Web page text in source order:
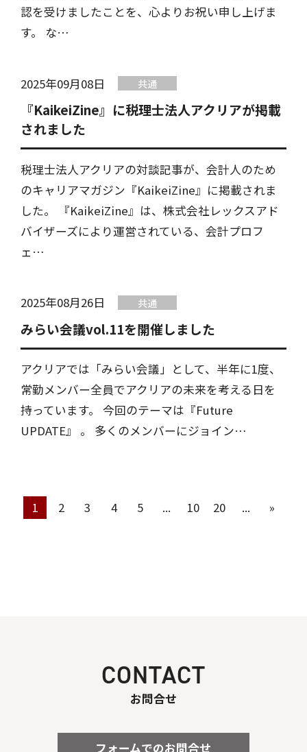
認を受けましたことを、心よりお祝い申し上げま
す。 な…
2025年09月08日 共通
『KaikeiZine』に税理士法人アクリアが掲載
されました
税理士法人アクリアの対談記事が、会計人のため
のキャリアマガジン『KaikeiZine』に掲載されま
した。 『KaikeiZine』は、株式会社レックスアド
バイザーズにより運営されている、会計プロフ
ェ…
2025年08月26日 共通
みらい会議vol.11を開催しました
アクリアでは「みらい会議」として、半年に1度、
常勤メンバー全員でアクリアの未来を考える日を
持っています。 今回のテーマは『Future
UPDATE』 。 多くのメンバーにジョイン…
1 2 3 4 5 ... 10 20 ... »
CONTACT
お問合せ
フォームでのお問合せ